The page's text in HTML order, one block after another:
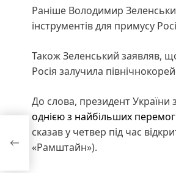
Раніше Володимир
інструментів для примусу
Також Зеленський заявляв,
Росія залучила
До слова, президент України
однією з найбільших
сказав у четвер під час
«Рамштайн»).